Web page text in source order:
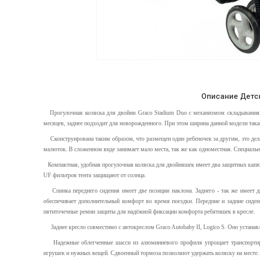
Описание
Прогулочная коляска для двойни Graco Stadium Duo с механизмом
месяцев, заднее подходит для новорожденного. При этом ширина данной модели
Сконструирована таким образом, что размещен один ребеночек за другим, это
малюток. В сложенном виде занимает мало места, так же как одноместная.
Компактная, удобная прогулочная коляска для двойняшек имеет два защитных
UF фильтров тента защищают от солнца.
Спинка переднего сидения имеет две позиции наклона. Заднего - так же имеет
обеспечивает дополнительный комфорт во время поездки. Передние и задние
пятиточечные ремни защиты для надёжной фиксации комфорта ребятишек в кресле.
Заднее кресло совместимо с автокреслом Graco Autobaby II, Logiсo S. Оно
Надежные облегченные шасси из алюминиевого профиля упрощает
игрушек и нужных вещей. Сдвоенный тормоза позволяют удержать коляску на месте.